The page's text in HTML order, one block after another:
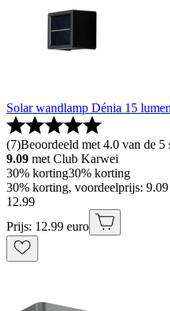
Solar wandlamp Dénia 15
(7)Beoordeeld met 4.0 van de
9.09 met Club Karwei
30% korting30% korting
30% korting, voordeelprijs:
12.99
Prijs: 12.99 euro